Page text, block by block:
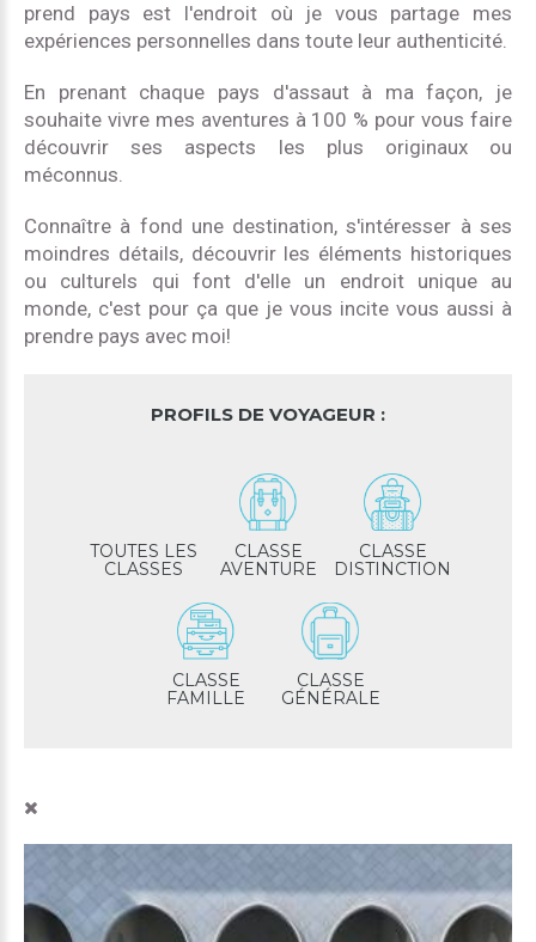
prend pays est l'endroit où je vous partage mes
expériences personnelles dans toute leur authenticité.
En prenant chaque pays d'assaut à ma façon, je
souhaite vivre mes aventures à 100 % pour vous faire
découvrir ses aspects les plus originaux ou
méconnus.
Connaître à fond une destination, s'intéresser à ses
moindres détails, découvrir les éléments historiques
ou culturels qui font d'elle un endroit unique au
monde, c'est pour ça que je vous incite vous aussi à
prendre pays avec moi!
PROFILS DE VOYAGEUR :
TOUTES LES
CLASSES
CLASSE
AVENTURE
CLASSE
DISTINCTION
CLASSE
FAMILLE
CLASSE
GÉNÉRALE